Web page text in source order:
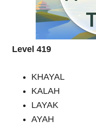
Level 419
KHAYAL
KALAH
LAYAK
AYAH